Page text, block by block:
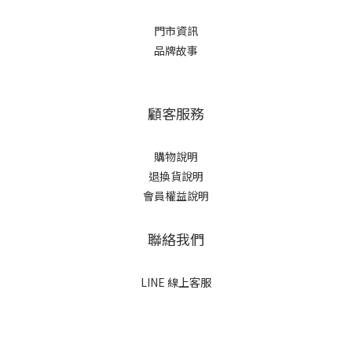
門市資訊
品牌故事
顧客服務
購物說明
退換貨說明
會員權益說明
聯絡我們
LINE 線上客服